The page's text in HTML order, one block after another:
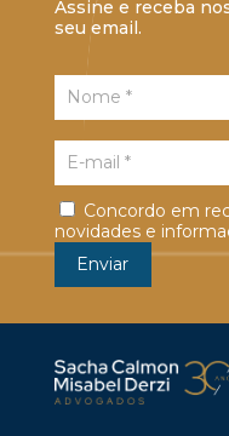
Assine e receba
seu email.
Concordo em
novidades e